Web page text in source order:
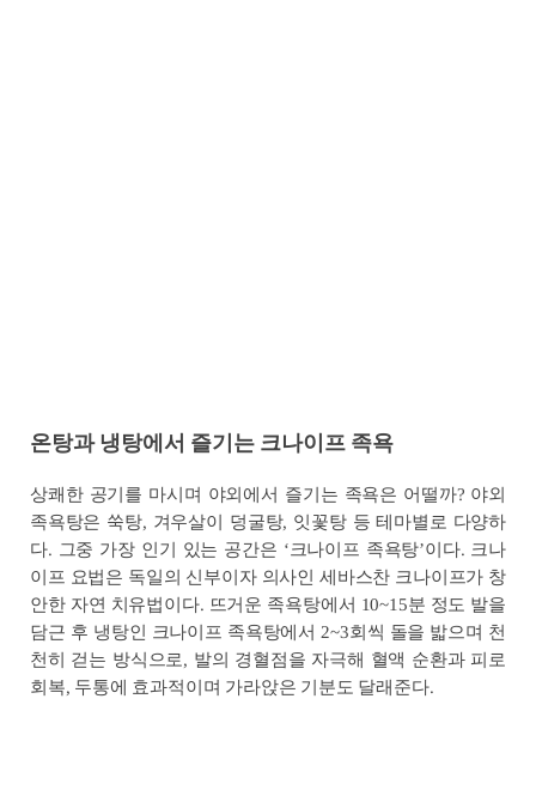
온탕과 냉탕에서 즐기는 크나이프 족욕
상쾌한 공기를 마시며 야외에서 즐기는 족욕은 어떨까? 야외
족욕탕은 쑥탕, 겨우살이 덩굴탕, 잇꽃탕 등 테마별로 다양하
다. 그중 가장 인기 있는 공간은 ‘크나이프 족욕탕’이다. 크나
이프 요법은 독일의 신부이자 의사인 세바스찬 크나이프가 창
안한 자연 치유법이다. 뜨거운 족욕탕에서 10~15분 정도 발을
담근 후 냉탕인 크나이프 족욕탕에서 2~3회씩 돌을 밟으며 천
천히 걷는 방식으로, 발의 경혈점을 자극해 혈액 순환과 피로
회복, 두통에 효과적이며 가라앉은 기분도 달래준다.